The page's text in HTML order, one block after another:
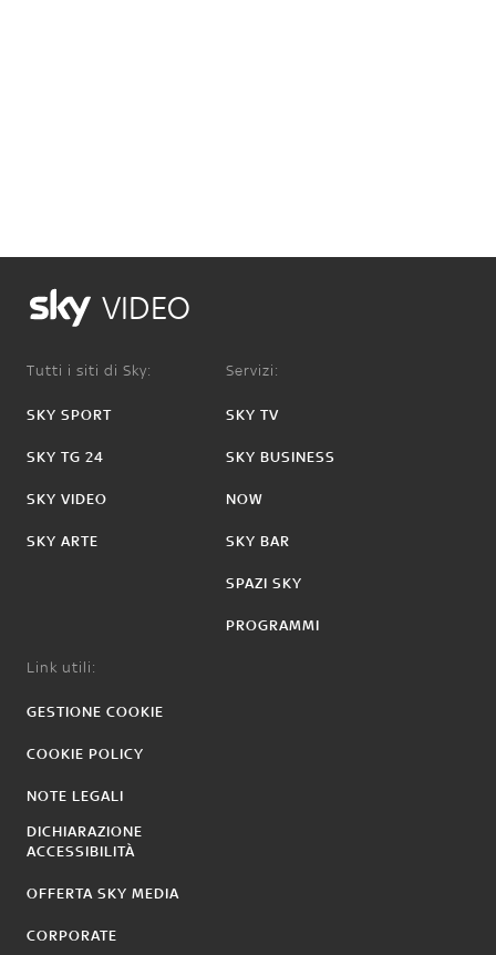
VIDEO
Tutti i siti di Sky:
SKY SPORT
SKY TG 24
SKY VIDEO
SKY ARTE
Servizi:
SKY TV
SKY BUSINESS
NOW
SKY BAR
SPAZI SKY
PROGRAMMI
Link utili:
GESTIONE COOKIE
COOKIE POLICY
NOTE LEGALI
DICHIARAZIONE
ACCESSIBILITÀ
OFFERTA SKY MEDIA
CORPORATE